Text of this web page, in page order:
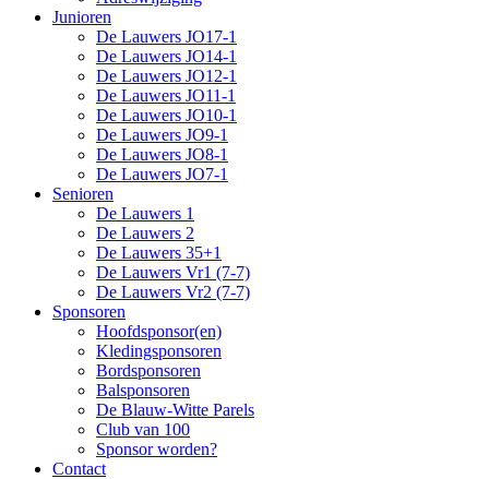
Junioren
De Lauwers JO17-1
De Lauwers JO14-1
De Lauwers JO12-1
De Lauwers JO11-1
De Lauwers JO10-1
De Lauwers JO9-1
De Lauwers JO8-1
De Lauwers JO7-1
Senioren
De Lauwers 1
De Lauwers 2
De Lauwers 35+1
De Lauwers Vr1 (7-7)
De Lauwers Vr2 (7-7)
Sponsoren
Hoofdsponsor(en)
Kledingsponsoren
Bordsponsoren
Balsponsoren
De Blauw-Witte Parels
Club van 100
Sponsor worden?
Contact